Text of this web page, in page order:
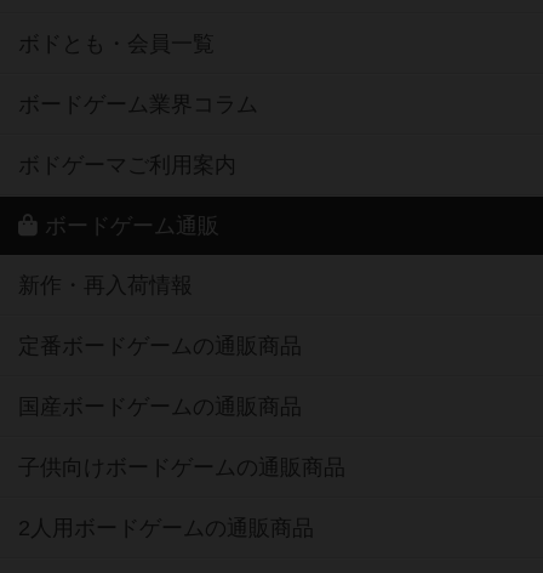
ボドとも・会員一覧
ボードゲーム業界コラム
ボドゲーマご利用案内
ボードゲーム通販
新作・再入荷情報
定番ボードゲームの通販商品
国産ボードゲームの通販商品
子供向けボードゲームの通販商品
2人用ボードゲームの通販商品